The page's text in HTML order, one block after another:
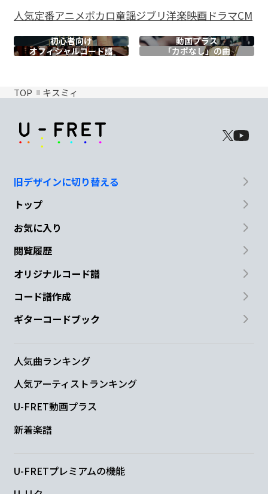
人気定番アニメボカロ童謡ジブリ洋楽映画ドラマCM
初心者向け
動画プラス
オフィシャルコード譜 「カポなし」の曲
TOP キスミィ
旧デザインに切り替える
トップ
お気に入り
閲覧履歴
オリジナルコード譜
コード譜作成
ギターコードブック
人気曲ランキング
人気アーティストランキング
U-FRET動画プラス
新着楽譜
U-FRETプレミアムの機能